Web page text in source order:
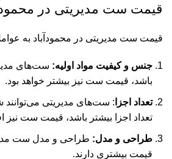
قیمت ست مدیریتی در
قیمت ست مدیریتی در محمودآباد به
جنس و کیفیت مواد اولیه: ست‌های
باشد، قیمت ست نیز بیشتر خواهد بود.
تعداد اجزا : ست‌های مدیریتی می‌توانند
تعداد اجزا بیشتر باشد، قیمت ست نیز
طراحی و مدل: طراحی و مدل ست
قیمت بیشتری دارند.